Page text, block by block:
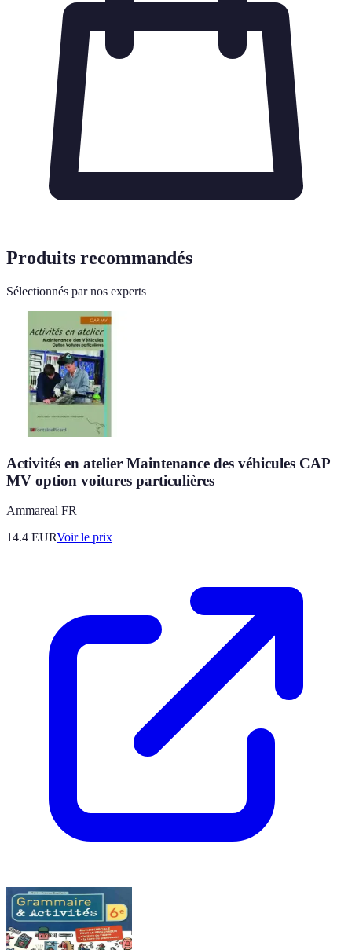
Produits recommandés
Sélectionnés par nos experts
Activités en atelier Maintenance des véhicules CAP
MV option voitures particulières
Ammareal FR
14.4 EURVoir le prix